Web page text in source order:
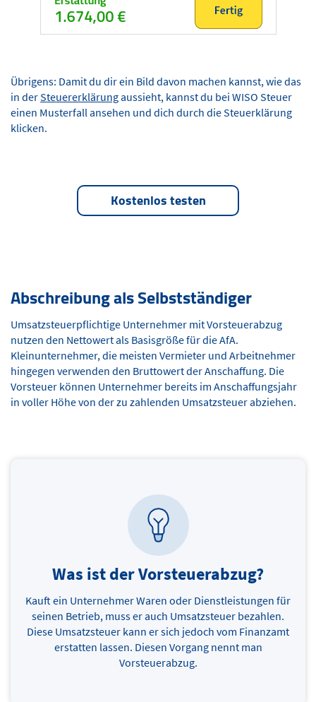
Übrigens: Damit du dir ein Bild davon machen kannst, wie das
in derSteuererklärungaussieht, kannst du bei WISO Steuer
einen Musterfall ansehen und dich durch die Steuerklärung
klicken.
Kostenlos testen
Abschreibung als Selbstständiger
Umsatzsteuerpflichtige Unternehmer mit Vorsteuerabzug
nutzen den Nettowert als Basisgröße für die AfA.
Kleinunternehmer, die meisten Vermieter und Arbeitnehmer
hingegen verwenden den Bruttowert der Anschaffung. Die
Vorsteuer können Unternehmer bereits im Anschaffungsjahr
in voller Höhe von der zu zahlenden Umsatzsteuer abziehen.
Was ist der Vorsteuerabzug?
Kauft ein Unternehmer Waren oder Dienstleistungen für
seinen Betrieb, muss er auch Umsatzsteuer bezahlen.
Diese Umsatzsteuer kann er sich jedoch vom Finanzamt
erstatten lassen. Diesen Vorgang nennt man
Vorsteuerabzug.